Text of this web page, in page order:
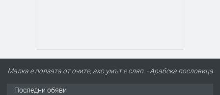
Малка е ползата от очите, ако умът е сляп. - Арабска пословица
Последни обяви